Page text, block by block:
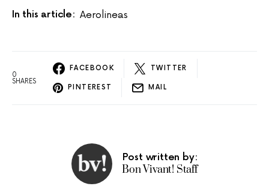
In this article: Aerolineas
0
SHARES
FACEBOOK TWITTER
PINTEREST MAIL
Post written by:
Bon Vivant! Staff